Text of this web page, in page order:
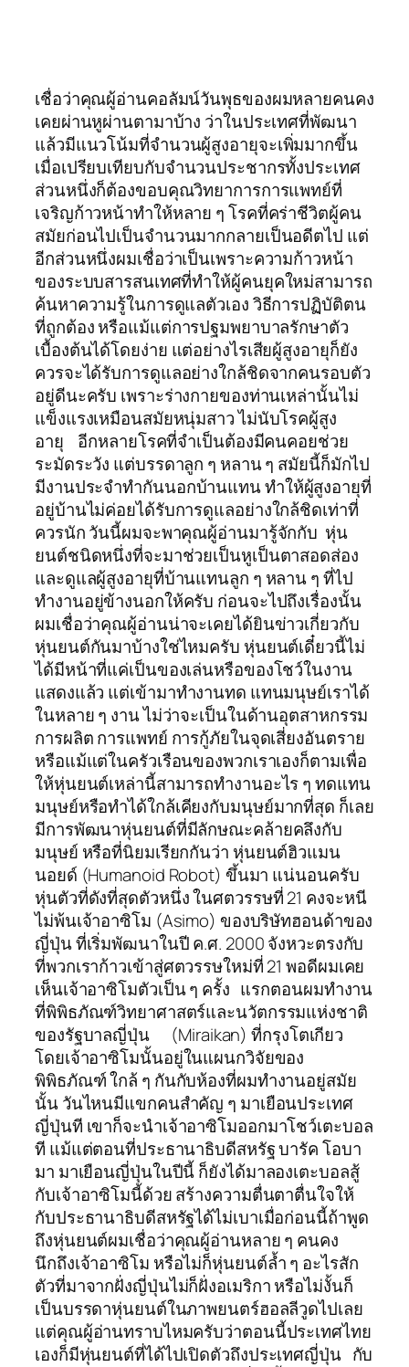
เชื่อว่าคุณผู้อ่านคอลัมน์วันพุธของผมหลายคนคง
เคยผ่านหูผ่านตามาบ้าง ว่าในประเทศที่พัฒนา
แล้วมีแนวโน้มที่จำนวนผู้สูงอายุจะเพิ่มมากขึ้น
เมื่อเปรียบเทียบกับจำนวนประชากรทั้งประเทศ
ส่วนหนึ่งก็ต้องขอบคุณวิทยาการการแพทย์ที่
เจริญก้าวหน้าทำให้หลาย ๆ โรคที่คร่าชีวิตผู้คน
สมัยก่อนไปเป็นจำนวนมากกลายเป็นอดีตไป แต่
อีกส่วนหนึ่งผมเชื่อว่าเป็นเพราะความก้าวหน้า
ของระบบสารสนเทศที่ทำให้ผู้คนยุคใหม่สามารถ
ค้นหาความรู้ในการดูแลตัวเอง วิธีการปฏิบัติตน
ที่ถูกต้อง หรือแม้แต่การปฐมพยาบาลรักษาตัว
เบื้องต้นได้โดยง่าย แต่อย่างไรเสียผู้สูงอายุก็ยัง
ควรจะได้รับการดูแลอย่างใกล้ชิดจากคนรอบตัว
อยู่ดีนะครับ เพราะร่างกายของท่านเหล่านั้นไม่
แข็งแรงเหมือนสมัยหนุ่มสาว ไม่นับโรคผู้สูง
อายุ อีกหลายโรคที่จำเป็นต้องมีคนคอยช่วย
ระมัดระวัง แต่บรรดาลูก ๆ หลาน ๆ สมัยนี้ก็มักไป
มีงานประจำทำกันนอกบ้านแทน ทำให้ผู้สูงอายุที่
อยู่บ้านไม่ค่อยได้รับการดูแลอย่างใกล้ชิดเท่าที่
ควรนัก วันนี้ผมจะพาคุณผู้อ่านมารู้จักกับ หุ่น
ยนต์ชนิดหนึ่งที่จะมาช่วยเป็นหูเป็นตาสอดส่อง
และดูแลผู้สูงอายุที่บ้านแทนลูก ๆ หลาน ๆ ที่ไป
ทำงานอยู่ข้างนอกให้ครับ ก่อนจะไปถึงเรื่องนั้น
ผมเชื่อว่าคุณผู้อ่านน่าจะเคยได้ยินข่าวเกี่ยวกับ
หุ่นยนต์กันมาบ้างใช่ไหมครับ หุ่นยนต์เดี๋ยวนี้ไม่
ได้มีหน้าที่แค่เป็นของเล่นหรือของโชว์ในงาน
แสดงแล้ว แต่เข้ามาทำงานทด แทนมนุษย์เราได้
ในหลาย ๆ งาน ไม่ว่าจะเป็นในด้านอุตสาหกรรม
การผลิต การแพทย์ การกู้ภัยในจุดเสี่ยงอันตราย
หรือแม้แต่ในครัวเรือนของพวกเราเองก็ตามเพื่อ
ให้หุ่นยนต์เหล่านี้สามารถทำงานอะไร ๆ ทดแทน
มนุษย์หรือทำได้ใกล้เคียงกับมนุษย์มากที่สุด ก็เลย
มีการพัฒนาหุ่นยนต์ที่มีลักษณะคล้ายคลึงกับ
มนุษย์ หรือที่นิยมเรียกกันว่า หุ่นยนต์ฮิวแมน
นอยด์ (Humanoid Robot) ขึ้นมา แน่นอนครับ
หุ่นตัวที่ดังที่สุดตัวหนึ่ง ในศตวรรษที่ 21 คงจะหนี
ไม่พ้นเจ้าอาซิโม (Asimo) ของบริษัทฮอนด้าของ
ญี่ปุ่น ที่เริ่มพัฒนาในปี ค.ศ. 2000 จังหวะตรงกับ
ที่พวกเราก้าวเข้าสู่ศตวรรษใหม่ที่ 21 พอดีผมเคย
เห็นเจ้าอาซิโมตัวเป็น ๆ ครั้ง แรกตอนผมทำงาน
ที่พิพิธภัณฑ์วิทยาศาสตร์และนวัตกรรมแห่งชาติ
ของรัฐบาลญี่ปุ่น (Miraikan) ที่กรุงโตเกียว
โดยเจ้าอาซิโมนั้นอยู่ในแผนกวิจัยของ
พิพิธภัณฑ์ ใกล้ ๆ กันกับห้องที่ผมทำงานอยู่สมัย
นั้น วันไหนมีแขกคนสำคัญ ๆ มาเยือนประเทศ
ญี่ปุ่นที เขาก็จะนำเจ้าอาซิโมออกมาโชว์เตะบอล
ที แม้แต่ตอนที่ประธานาธิบดีสหรัฐ บารัค โอบา
มา มาเยือนญี่ปุ่นในปีนี้ ก็ยังได้มาลองเตะบอลสู้
กับเจ้าอาซิโมนี้ด้วย สร้างความตื่นตาตื่นใจให้
กับประธานาธิบดีสหรัฐได้ไม่เบาเมื่อก่อนนี้ถ้าพูด
ถึงหุ่นยนต์ผมเชื่อว่าคุณผู้อ่านหลาย ๆ คนคง
นึกถึงเจ้าอาซิโม หรือไม่ก็หุ่นยนต์ล้ำ ๆ อะไรสัก
ตัวที่มาจากฝั่งญี่ปุ่นไม่ก็ฝั่งอเมริกา หรือไม่งั้นก็
เป็นบรรดาหุ่นยนต์ในภาพยนตร์ฮอลลีวูดไปเลย
แต่คุณผู้อ่านทราบไหมครับว่าตอนนี้ประเทศไทย
เองก็มีหุ่นยนต์ที่ได้ไปเปิดตัวถึงประเทศญี่ปุ่น กับ